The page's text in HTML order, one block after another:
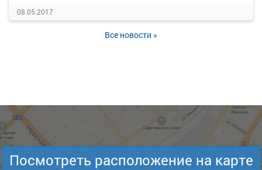
08.05.2017
Все новости »
Посмотреть расположение на карте